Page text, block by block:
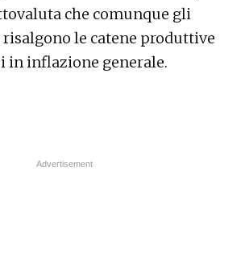
che comunque gli
risalgono le catene produttive
in inflazione generale.